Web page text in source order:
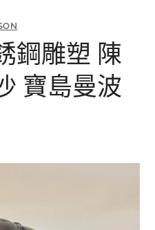
鋼雕塑 陳
寶島曼波